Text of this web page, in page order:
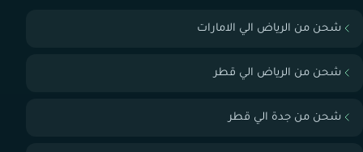
شحن من الرياض الي الامارات
شحن من الرياض الي قطر
شحن من جدة الي قطر